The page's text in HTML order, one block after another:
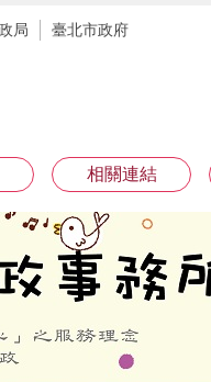
局 臺北市政府
相關連結